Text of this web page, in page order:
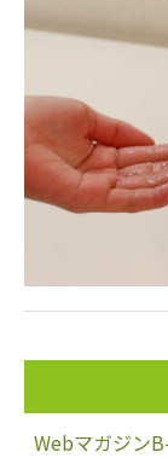
Webマガジン